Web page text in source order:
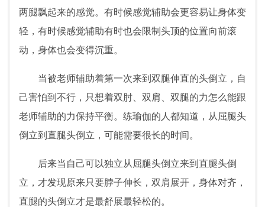
两腿飘起来的感觉。有时候感觉辅助会更容易让身体变
轻，有时候感觉辅助有时也会限制头顶的位置向前滚
动，身体也会变得沉重。
当被老师辅助着第一次来到双腿伸直的头倒立，自
己害怕到不行，只想着双肘、双肩、双腿的力怎么能跟
老师辅助的力保持平衡。练瑜伽的人都知道，从屈腿头
倒立到直腿头倒立，可能需要很长的时间。
后来当自己可以独立从屈腿头倒立来到直腿头倒
立，才发现原来只要脖子伸长，双肩展开，身体对齐，
直腿的头倒立才是最舒展最轻松的。